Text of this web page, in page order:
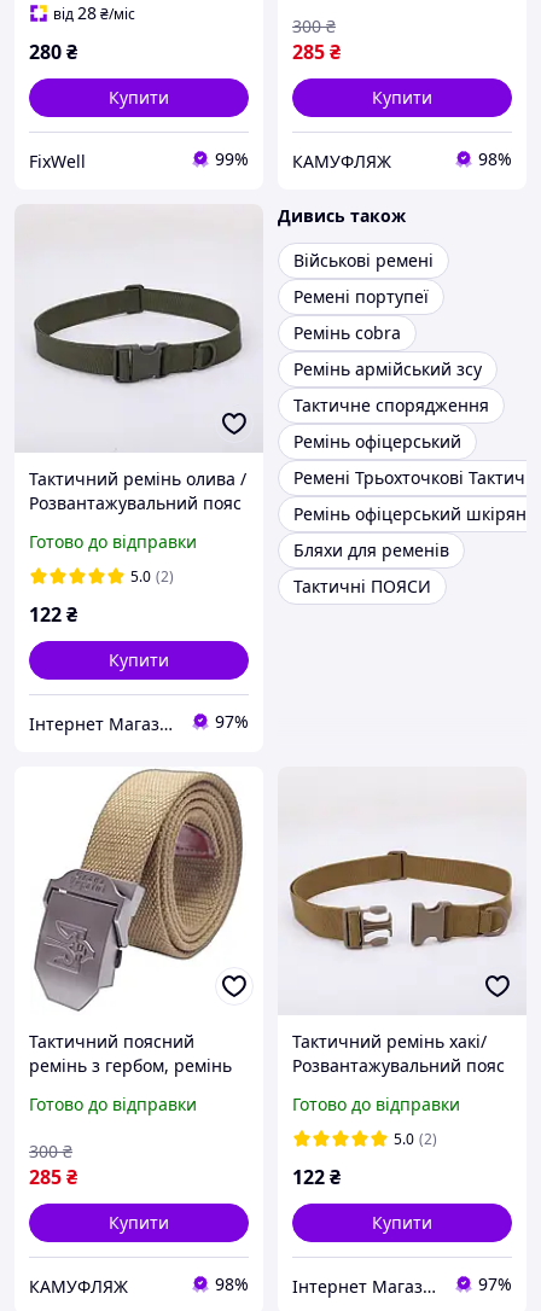
від28₴/міс
280₴
Купити
FixWell 99%
285₴
300 ₴
Купити
КАМУФЛЯЖ 98%
Тактичний ремінь олива /
Розвантажувальний пояс
Готово до відправки
5.0 (2)
122₴
Купити
Інтернет Магазин "Електронік" 97%
Дивись також
Військові ремені
Ремені портупеї
Ремінь cobra
Ремінь армійський зсу
Тактичне спорядження
Ремінь офіцерський
Ремені Трьохточкові Тактичні
Ремінь офіцерський
Бляхи для ременів
Тактичні ПОЯСИ
Тактичний поясний
ремінь з гербом, ремінь
Армійський брючний
Готово до відправки
285₴
300 ₴
Купити
КАМУФЛЯЖ 98%
Тактичний ремінь хакі/
Розвантажувальний пояс
Готово до відправки
5.0 (2)
122₴
Купити
Інтернет Магазин "Електронік" 97%